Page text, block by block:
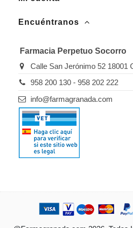
Encuéntranos
Farmacia Perpetuo Socorro
Calle San Jerónimo 52 18001
958 200 130 - 958 202 222
info@farmagranada.com